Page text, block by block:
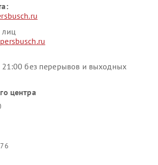
лиц
без перерывов и выходных
центра